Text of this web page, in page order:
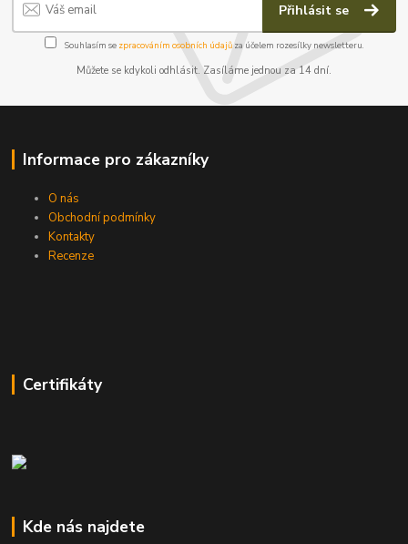
Přihlásit se
Souhlasím se zpracováním osobních údajůza účelem rozesílky newsletteru.
Můžete se kdykoli odhlásit. Zasíláme jednou za 14 dní.
Informace pro zákazníky
O nás
Obchodní podmínky
Kontakty
Recenze
Certifikáty
Kde nás najdete